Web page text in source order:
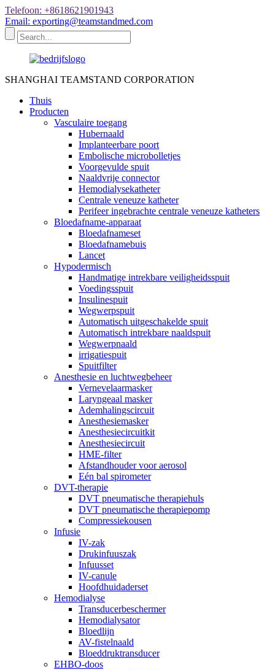
Telefoon: +8618621901943
Email: exporting@teamstandmed.com
SHANGHAI TEAMSTAND CORPORATION
Thuis
Producten
Vasculaire toegang
Hubernaald
Implanteerbare poort
Embolische microbolletjes
Voorgevulde spuit
Naaldvrije connector
Hemodialysekatheter
Centrale veneuze katheter
Perifeer ingebrachte centrale veneuze katheters
Bloedafname-apparaat
Bloedafnameset
Bloedafnamebuis
Lancet
Hypodermisch
Handmatige intrekbare veiligheidsspuit
Voedingsspuit
Insulinespuit
Wegwerpspuit
Automatisch uitgeschakelde spuit
Automatisch intrekbare naaldspuit
Wegwerpnaald
irrigatiespuit
Spuitfilter
Anesthesie en luchtwegbeheer
Vernevelaarmasker
Laryngeaal masker
Ademhalingscircuit
Anesthesiemasker
Anesthesiecircuitkit
Anesthesiecircuit
HME-filter
Afstandhouder voor aerosol
Eén bal spirometer
DVT-therapie
DVT pneumatische therapiehuls
DVT pneumatische therapiepomp
Compressiekousen
Infusie
IV-zak
Drukinfuuszak
Infuusset
IV-canule
Hoofdhuidaderset
Hemodialyse
Transducerbeschermer
Hemodialysator
Bloedlijn
AV-fistelnaald
Bloeddruktransducer
EHBO-doos